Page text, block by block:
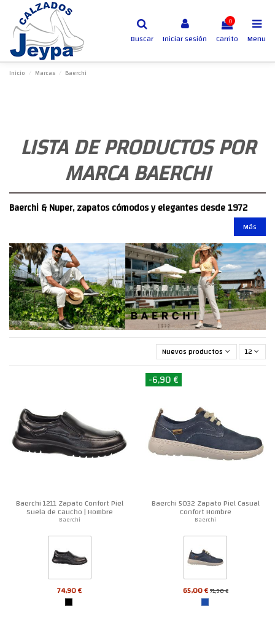
Buscar Iniciar sesión
0
Carrito Menu
Inicio Marcas Baerchi
LISTA DE PRODUCTOS POR
MARCA BAERCHI
Baerchi & Nuper, zapatos cómodos y elegantes desde 1972
Más
Nuevos productos primero12
Baerchi 1211 Zapato Confort Piel
Suela de Caucho | Hombre
Baerchi
74,90 €
-6,90 €
Baerchi 5032 Zapato Piel Casual
Confort Hombre
Baerchi
65,00 €71,90 €